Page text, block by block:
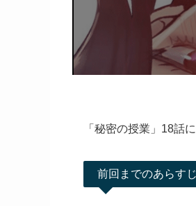
「秘密の授業」18話
前回までのあらすじ